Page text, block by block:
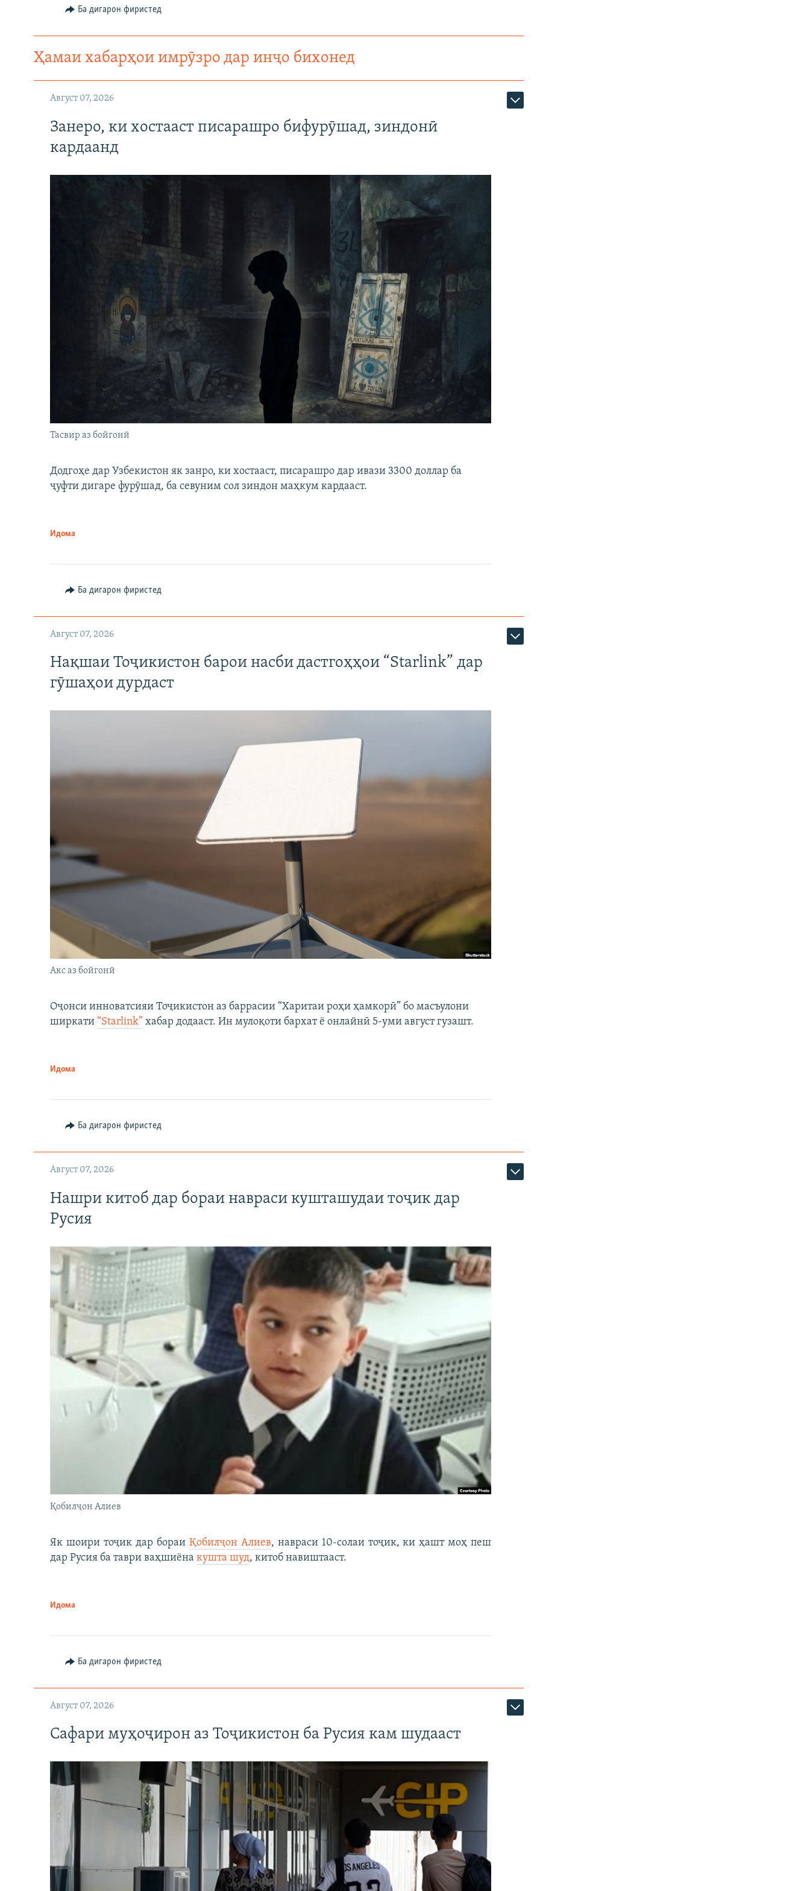
Ба дигарон фиристед
Ҳамаи хабарҳои имрӯзро дар инҷо бихонед
Август 07, 2026
Занеро, ки хостааст писарашро бифурӯшад, зиндонӣ
кардаанд
Тасвир аз бойгонӣ
Додгоҳе дар Узбекистон як занро, ки хостааст, писарашро дар ивази 3300 доллар ба
ҷуфти дигаре фурӯшад, ба севуним сол зиндон маҳкум кардааст.
Идома
Ба дигарон фиристед
Август 07, 2026
Нақшаи Тоҷикистон барои насби дастгоҳҳои “Starlink” дар
гӯшаҳои дурдаст
Акс аз бойгонӣ
Оҷонси инноватсияи Тоҷикистон аз баррасии “Харитаи роҳи ҳамкорӣ” бо масъулони
ширкати “Starlink” хабар додааст. Ин мулоқоти бархат ё онлайнӣ 5-уми август гузашт.
Идома
Ба дигарон фиристед
Август 07, 2026
Нашри китоб дар бораи навраси кушташудаи тоҷик дар
Русия
Қобилҷон Алиев
Як шоири тоҷик дар бораи Қобилҷон Алиев, навраси 10-солаи тоҷик, ки ҳашт моҳ пеш
дар Русия ба таври ваҳшиёна кушта шуд, китоб навиштааст.
Идома
Ба дигарон фиристед
Август 07, 2026
Сафари муҳоҷирон аз Тоҷикистон ба Русия кам шудааст